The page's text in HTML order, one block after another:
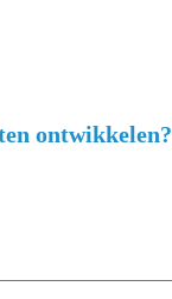
ontwikkelen?